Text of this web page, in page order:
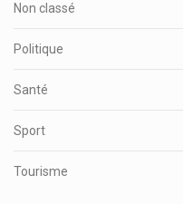
Non classé
Politique
Santé
Sport
Tourisme